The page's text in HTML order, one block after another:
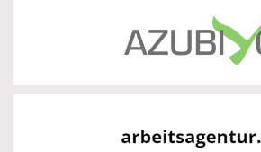
Azubiyo
zur Partnerseite
zur Partnerseite